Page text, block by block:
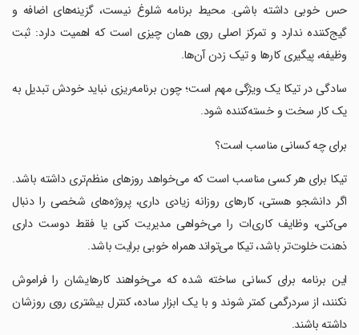
حس خوبی داشته باشی. محیط برنامه شلوغ نیست، گزینه‌های اضافه و
گیج‌کننده ندارد و تمرکز اصلی روی همان چیزی است که اهمیت دارد: ثبت
وظیفه، پیگیری کارها و تیک زدن آن‌ها.
‏‏سادگی در تیکا یک ویژگی مهم است؛ چون برنامه‌ریزی نباید خودش تبدیل به
یک کار سخت و خسته‌کننده شود.
‏‏برای چه کسانی مناسب است؟
‏‏تیکا برای هر کسی مناسب است که می‌خواهد روزهای منظم‌تری داشته باشد.
اگر دانشجو هستی، کارهای روزانه زیادی داری، پروژه‌های شخصی را دنبال
می‌کنی، وظایف کاری‌ات را می‌خواهی مدیریت کنی یا فقط دوست داری
ذهنت خلوت‌تر باشد، تیکا می‌تواند همراه خوبی برایت باشد.
‏‏این برنامه برای کسانی ساخته شده که می‌خواهند کارهایشان را فراموش
نکنند، از سردرگمی کمتر شوند و با یک ابزار ساده، کنترل بیشتری روی روزشان
داشته باشند.